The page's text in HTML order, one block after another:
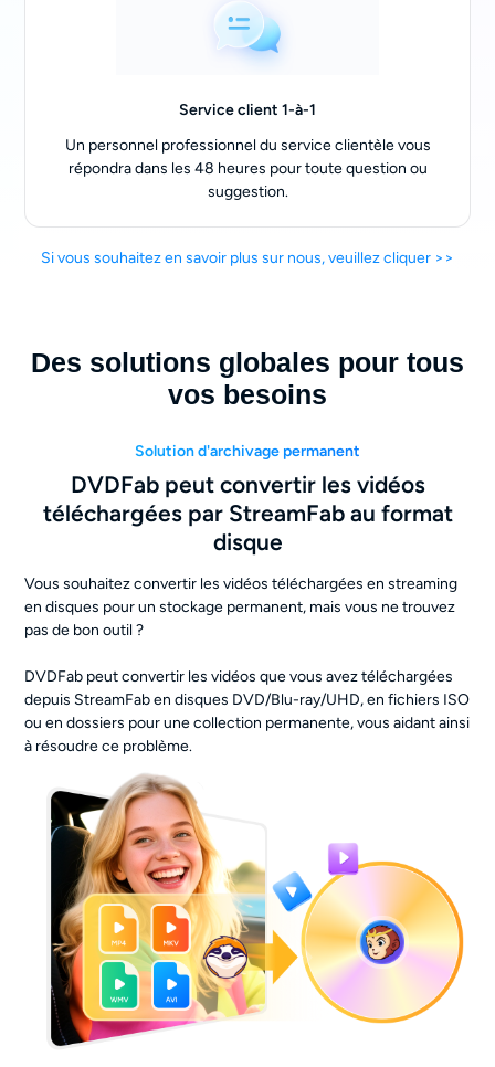
Service client 1-à-1
Un personnel professionnel du service clientèle vous
répondra dans les 48 heures pour toute question ou
suggestion.
Si vous souhaitez en savoir plus sur nous, veuillez cliquer >>
Des solutions globales pour tous
vos besoins
Solution d'archivage permanent
DVDFab peut convertir les vidéos
téléchargées par StreamFab au format
disque
Vous souhaitez convertir les vidéos téléchargées en streaming
en disques pour un stockage permanent, mais vous ne trouvez
pas de bon outil ?
DVDFab peut convertir les vidéos que vous avez téléchargées
depuis StreamFab en disques DVD/Blu-ray/UHD, en fichiers ISO
ou en dossiers pour une collection permanente, vous aidant ainsi
à résoudre ce problème.